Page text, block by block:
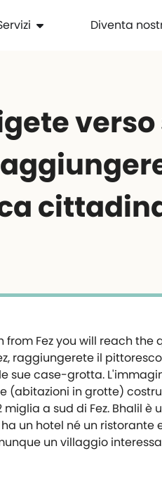
Diventa
verso
raggiungerete il
sue case-grotta.
(abitazioni in grotte)
a sud di Fez. Bhalil
un hotel né un ristorante
un villaggio